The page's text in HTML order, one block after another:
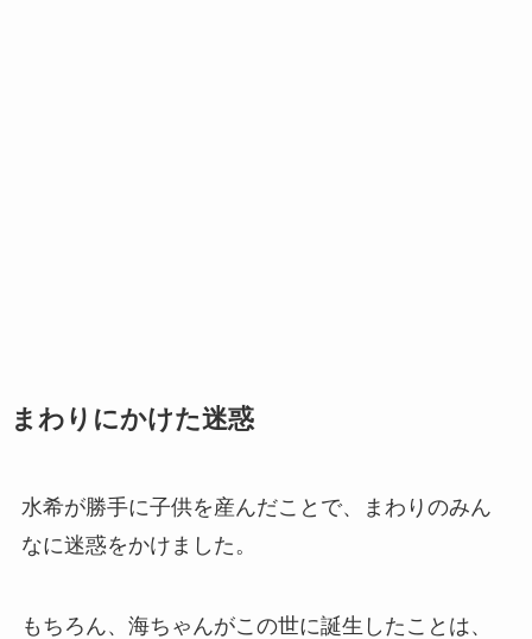
まわりにかけた迷惑
水希が勝手に子供を産んだことで、まわりのみん
なに迷惑をかけました。
もちろん、海ちゃんがこの世に誕生したことは、